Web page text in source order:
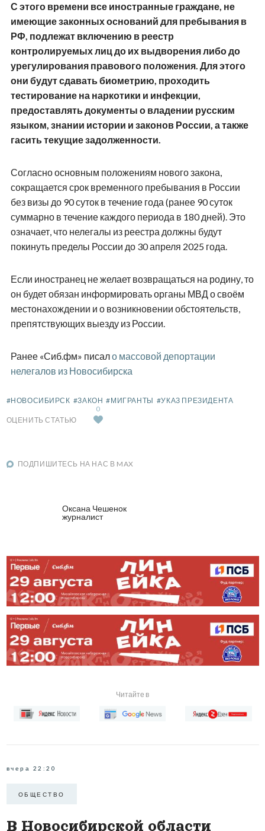
С этого времени все иностранные граждане, не
имеющие законных оснований для пребывания в
РФ, подлежат включению в реестр
контролируемых лиц до их выдворения либо до
урегулирования правового положения. Для этого
они будут сдавать биометрию, проходить
тестирование на наркотики и инфекции,
предоставлять документы о владении русским
языком, знании истории и законов России, а также
гасить текущие задолженности.
Согласно основным положениям нового закона,
сокращается срок временного пребывания в России
без визы до 90 суток в течение года (ранее 90 суток
суммарно в течение каждого периода в 180 дней). Это
означает, что нелегалы из реестра должны будут
покинуть пределы России до 30 апреля 2025 года.
Если иностранец не желает возвращаться на родину, то
он будет обязан информировать органы МВД о своём
местонахождении и о возникновении обстоятельств,
препятствующих выезду из России.
Ранее «Сиб.фм» писало массовой депортации
нелегалов из Новосибирска
#НОВОСИБИРСК #ЗАКОН #МИГРАНТЫ #УКАЗ ПРЕЗИДЕНТА
ОЦЕНИТЬ СТАТЬЮ
0
ПОДПИШИТЕСЬ НА НАС В MAX
Оксана Чешенок
журналист
Читайте в
вчера 22:20
ОБЩЕСТВО
В Новосибирской области